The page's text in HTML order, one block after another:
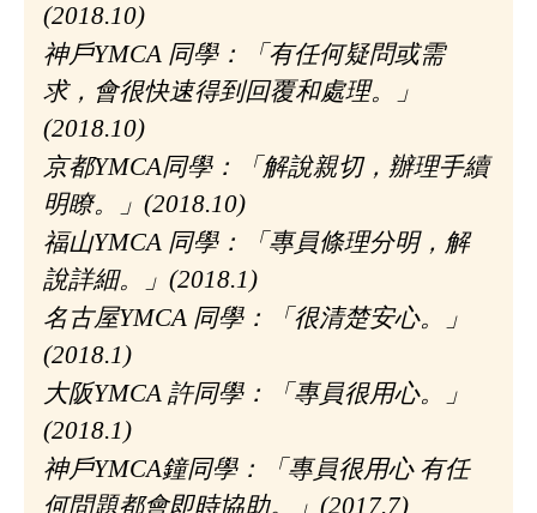
(2018.10)
神戶YMCA 同學：
「有任何疑問或需
求，會很快速得到回覆和處理。」
(2018.10)
京都YMCA同學：
「解說親切，辦理手續
明瞭。」(2018.10)
福山YMCA 同學：
「專員條理分明，解
說詳細。」(2018.1)
名古屋YMCA 同學：
「很清楚安心。」
(2018.1)
大阪YMCA 許同學：
「專員很用心。」
(2018.1)
神戶YMCA鐘同學：
「專員很用心 有任
何問題都會即時協助。」(2017.7)